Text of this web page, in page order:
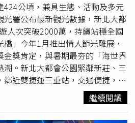
彈性的提升，以及後續維護的便
相關法規的推動，HCG亦將技術
靈活導入小宅、老屋翻新及各類
實際落地於多項大型工程案例，
，也突顯市場對HCG在品質與專
材展（智能馬桶）。（圖片提供
塑新如廁體驗產品展示方面，本
，涵蓋家庭與公共空間所需機能。
超級馬桶」整合低水壓沖水、智慧
，打造潔淨舒適的使用體驗；
公頃，兼具生態、活動及多元
署公布最新觀光數據，新北大都
人次突破2000萬，持續站穩全國
」今年1月推出情人節光雕展，
獎肯定，與暑期最夯的「海世界
。新北大都會公園緊鄰新莊、三
近雙捷運三重站，交通便捷，兼
動、綠地廣場及多元運動休憩設
能的二重疏洪道，經過適當管理與
元休憩的「新北大都會公園」，
繼續閱讀